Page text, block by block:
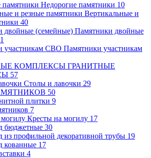
Недорогие памятники 10
Вертикальные и
40
Памятники двойные
Памятники участникам
ГРАНИТНЫЕ
57
Столы и лавочки 29
50
плитки 9
7
Кресты на могилу 17
бюджетные 30
из профильной декоративной трубы 19
кованные 17
4